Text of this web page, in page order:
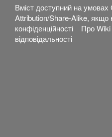
Вміст доступний на умовах
Attribution/Share-Alike, якщо
конфіденційності
Про
відповідальності